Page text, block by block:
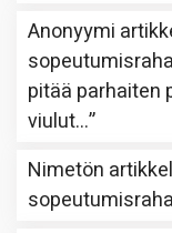
Anonyymi
pitää parhaiten
viulut…”
Nimetön